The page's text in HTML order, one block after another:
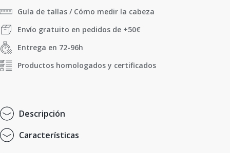
Guía de tallas / Cómo medir la cabeza
Envío gratuito en pedidos de +50€
Entrega en 72-96h
Productos homologados y certificados
Descripción
Características